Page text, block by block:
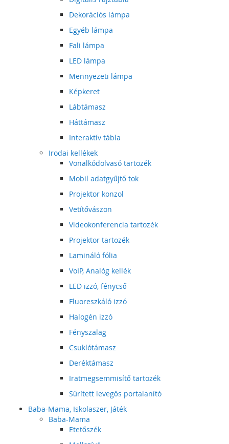
Dekorációs lámpa
Egyéb lámpa
Fali lámpa
LED lámpa
Mennyezeti lámpa
Képkeret
Lábtámasz
Háttámasz
Interaktív tábla
Irodai kellékek
Vonalkódolvasó tartozék
Mobil adatgyűjtő tok
Projektor konzol
Vetítővászon
Videokonferencia tartozék
Projektor tartozék
Lamináló fólia
VoIP, Analóg kellék
LED izzó, fénycső
Fluoreszkáló izzó
Halogén izzó
Fényszalag
Csuklótámasz
Deréktámasz
Iratmegsemmisítő tartozék
Sűrített levegős portalanító
Baba-Mama, Iskolaszer, Játék
Baba-Mama
Etetőszék